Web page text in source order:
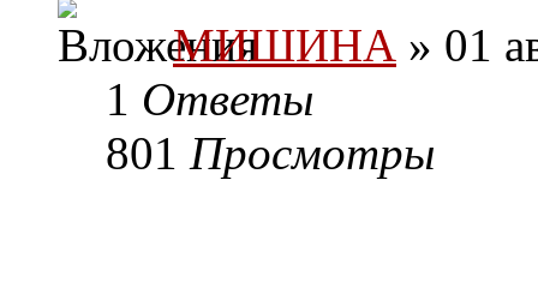
МИШИНА » 01
1 Ответы
801 Просмотры